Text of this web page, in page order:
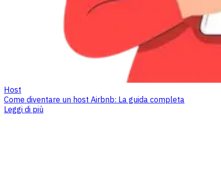
Host
Come diventare un host Airbnb: La guida completa
Leggi di più